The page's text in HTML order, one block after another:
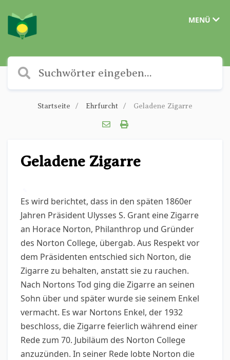
MENÜ
Startseite Ehrfurcht Geladene Zigarre
Geladene Zigarre
Es wird berichtet, dass in den späten 1860er
Jahren Präsident Ulysses S. Grant eine Zigarre
an Horace Norton, Philanthrop und Gründer
des Norton College, übergab. Aus Respekt vor
dem Präsidenten entschied sich Norton, die
Zigarre zu behalten, anstatt sie zu rauchen.
Nach Nortons Tod ging die Zigarre an seinen
Sohn über und später wurde sie seinem Enkel
vermacht. Es war Nortons Enkel, der 1932
beschloss, die Zigarre feierlich während einer
Rede zum 70. Jubiläum des Norton College
anzuzünden. In seiner Rede lobte Norton die